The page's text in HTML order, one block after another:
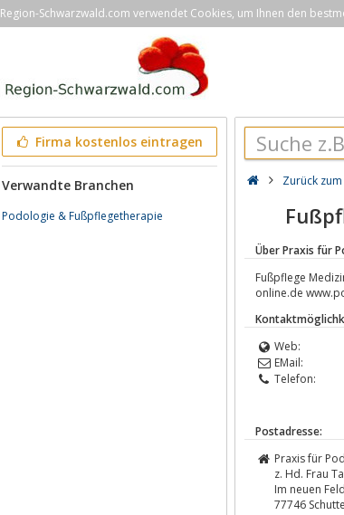
Region-Schwarzwald.com verwendet Cookies, um Ihnen den
Firma kostenlos eintragen
Verwandte Branchen
Podologie & Fußpflegetherapie
Zurück
Über Praxis für
Fußpflege
online.de
Web:
EMail:
Telefon:
Postadresse:
Praxis für
z. Hd. Frau
Im neuen
77746